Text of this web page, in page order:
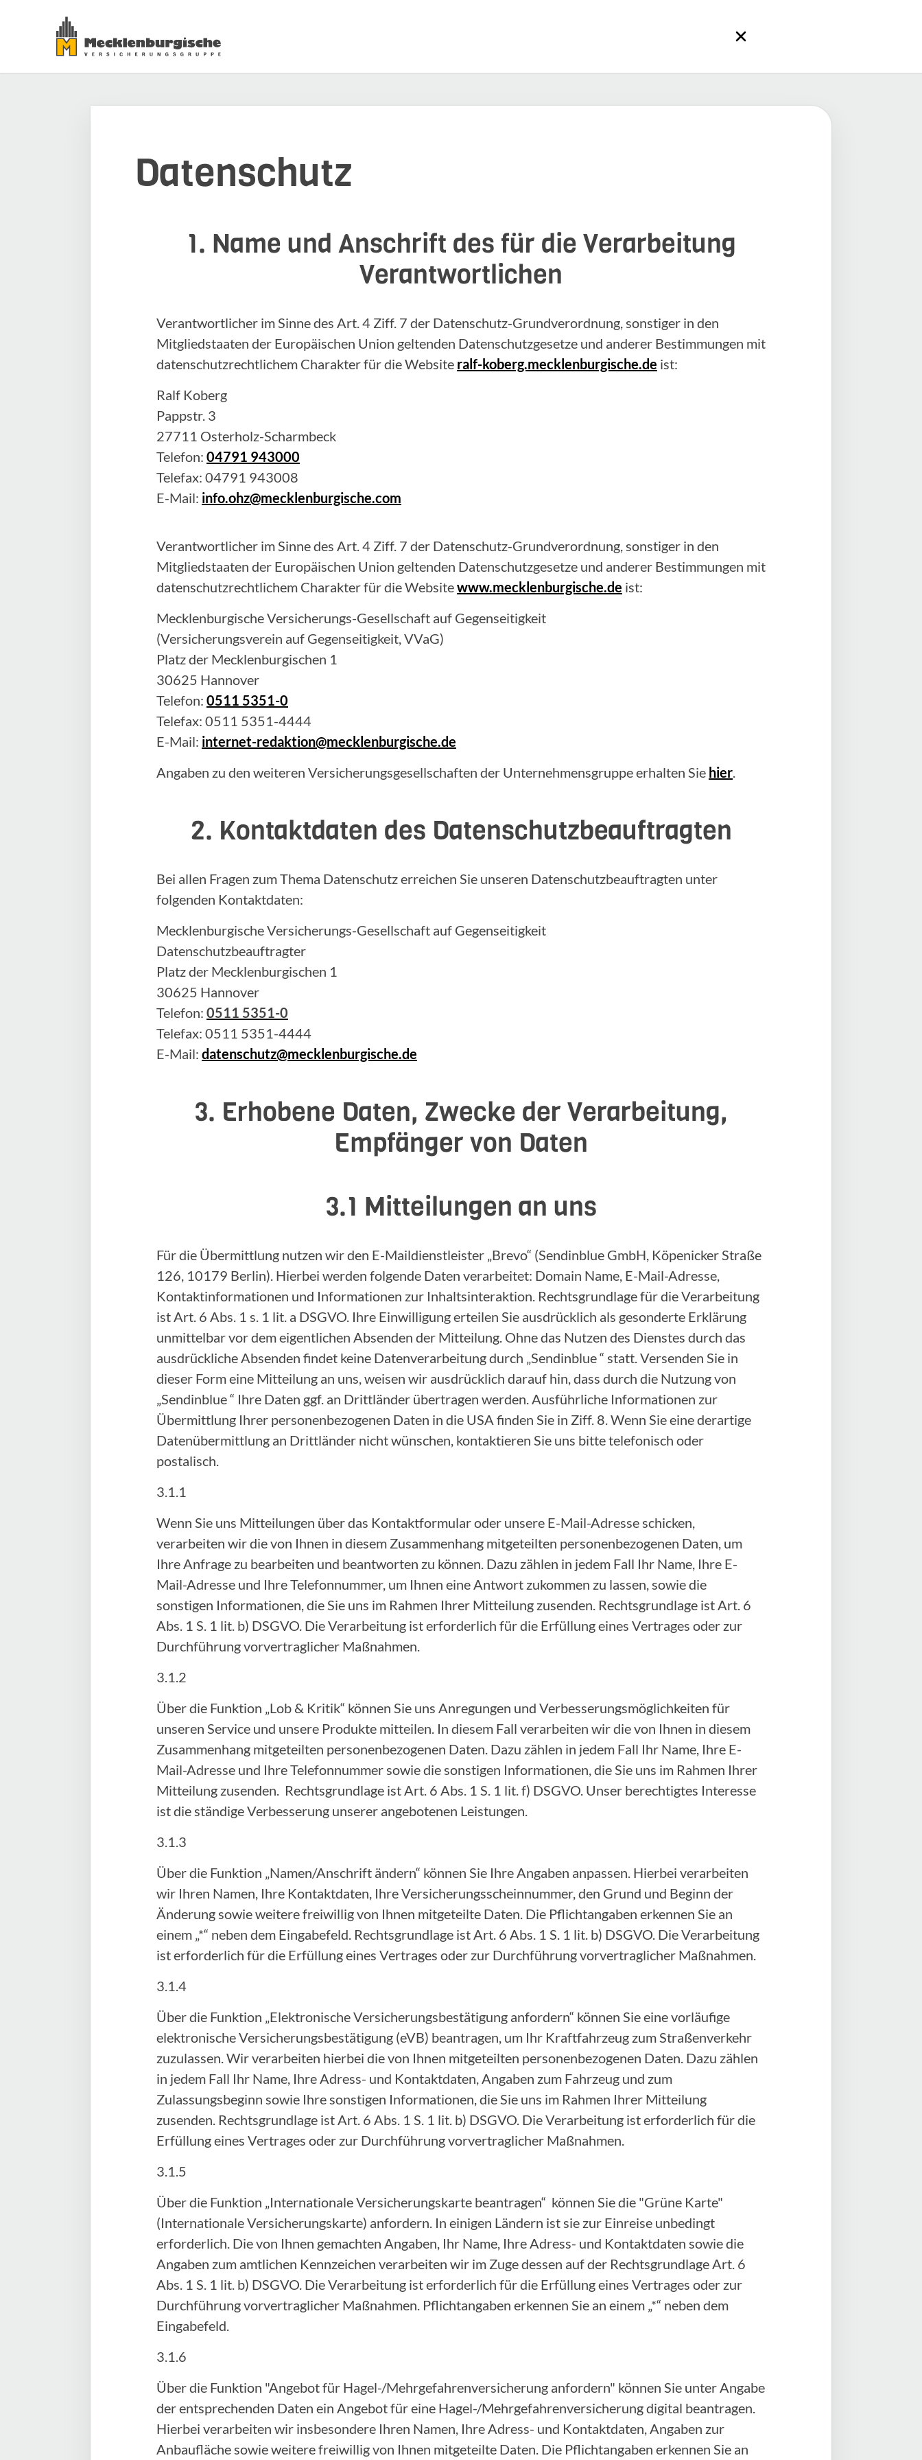
Datenschutz
1. Name und Anschrift des für die Verarbeitung
Verantwortlichen
Verantwortlicher im Sinne des Art. 4 Ziff. 7 der Datenschutz-Grundverordnung, sonstiger in den
Mitgliedstaaten der Europäischen Union geltenden Datenschutzgesetze und anderer Bestimmungen mit
datenschutzrechtlichem Charakter für die Website ralf-koberg.mecklenburgische.de ist:
Ralf Koberg
Pappstr. 3
27711 Osterholz-Scharmbeck
Telefon: 04791 943000
Telefax: 04791 943008
E-Mail: info.ohz@mecklenburgische.com
Verantwortlicher im Sinne des Art. 4 Ziff. 7 der Datenschutz-Grundverordnung, sonstiger in den
Mitgliedstaaten der Europäischen Union geltenden Datenschutzgesetze und anderer Bestimmungen mit
datenschutzrechtlichem Charakter für die Websitewww.mecklenburgische.de ist:
Mecklenburgische Versicherungs-Gesellschaft auf Gegenseitigkeit
(Versicherungsverein auf Gegenseitigkeit, VVaG)
Platz der Mecklenburgischen 1
30625 Hannover
Telefon: 0511 5351-0
Telefax: 0511 5351-4444
E-Mail: internet-redaktion@mecklenburgische.de
Angaben zu den weiteren Versicherungsgesellschaften der Unternehmensgruppe erhalten Sie hier.
2. Kontaktdaten des Datenschutzbeauftragten
Bei allen Fragen zum Thema Datenschutz erreichen Sie unseren Datenschutzbeauftragten unter
folgenden Kontaktdaten:
Mecklenburgische Versicherungs-Gesellschaft auf Gegenseitigkeit
Datenschutzbeauftragter
Platz der Mecklenburgischen 1
30625 Hannover
Telefon: 0511 5351-0
Telefax: 0511 5351-4444
E-Mail: datenschutz@mecklenburgische.de
3. Erhobene Daten, Zwecke der Verarbeitung,
Empfänger von Daten
3.1 Mitteilungen an uns
Für die Übermittlung nutzen wir den E-Maildienstleister „Brevo“ (Sendinblue GmbH, Köpenicker Straße
126, 10179 Berlin). Hierbei werden folgende Daten verarbeitet: Domain Name, E-Mail-Adresse,
Kontaktinformationen und Informationen zur Inhaltsinteraktion. Rechtsgrundlage für die Verarbeitung
ist Art. 6 Abs. 1 s. 1 lit. a DSGVO. Ihre Einwilligung erteilen Sie ausdrücklich als gesonderte Erklärung
unmittelbar vor dem eigentlichen Absenden der Mitteilung. Ohne das Nutzen des Dienstes durch das
ausdrückliche Absenden findet keine Datenverarbeitung durch „Sendinblue “ statt. Versenden Sie in
dieser Form eine Mitteilung an uns, weisen wir ausdrücklich darauf hin, dass durch die Nutzung von
„Sendinblue “ Ihre Daten ggf. an Drittländer übertragen werden. Ausführliche Informationen zur
Übermittlung Ihrer personenbezogenen Daten in die USA finden Sie in Ziff. 8. Wenn Sie eine derartige
Datenübermittlung an Drittländer nicht wünschen, kontaktieren Sie uns bitte telefonisch oder
postalisch.
3.1.1
Wenn Sie uns Mitteilungen über das Kontaktformular oder unsere E-Mail-Adresse schicken,
verarbeiten wir die von Ihnen in diesem Zusammenhang mitgeteilten personenbezogenen Daten, um
Ihre Anfrage zu bearbeiten und beantworten zu können. Dazu zählen in jedem Fall Ihr Name, Ihre E-
Mail-Adresse und Ihre Telefonnummer, um Ihnen eine Antwort zukommen zu lassen, sowie die
sonstigen Informationen, die Sie uns im Rahmen Ihrer Mitteilung zusenden. Rechtsgrundlage ist Art. 6
Abs. 1 S. 1 lit. b) DSGVO. Die Verarbeitung ist erforderlich für die Erfüllung eines Vertrages oder zur
Durchführung vorvertraglicher Maßnahmen.
3.1.2
Über die Funktion „Lob & Kritik“ können Sie uns Anregungen und Verbesserungsmöglichkeiten für
unseren Service und unsere Produkte mitteilen. In diesem Fall verarbeiten wir die von Ihnen in diesem
Zusammenhang mitgeteilten personenbezogenen Daten. Dazu zählen in jedem Fall Ihr Name, Ihre E-
Mail-Adresse und Ihre Telefonnummer sowie die sonstigen Informationen, die Sie uns im Rahmen Ihrer
Mitteilung zusenden. Rechtsgrundlage ist Art. 6 Abs. 1 S. 1 lit. f) DSGVO. Unser berechtigtes Interesse
ist die ständige Verbesserung unserer angebotenen Leistungen.
3.1.3
Über die Funktion „Namen/Anschrift ändern“ können Sie Ihre Angaben anpassen. Hierbei verarbeiten
wir Ihren Namen, Ihre Kontaktdaten, Ihre Versicherungsscheinnummer, den Grund und Beginn der
Änderung sowie weitere freiwillig von Ihnen mitgeteilte Daten. Die Pflichtangaben erkennen Sie an
einem „*“ neben dem Eingabefeld. Rechtsgrundlage ist Art. 6 Abs. 1 S. 1 lit. b) DSGVO. Die Verarbeitung
ist erforderlich für die Erfüllung eines Vertrages oder zur Durchführung vorvertraglicher Maßnahmen.
3.1.4
Über die Funktion „Elektronische Versicherungsbestätigung anfordern“ können Sie eine vorläufige
elektronische Versicherungsbestätigung (eVB) beantragen, um Ihr Kraftfahrzeug zum Straßenverkehr
zuzulassen. Wir verarbeiten hierbei die von Ihnen mitgeteilten personenbezogenen Daten. Dazu zählen
in jedem Fall Ihr Name, Ihre Adress- und Kontaktdaten, Angaben zum Fahrzeug und zum
Zulassungsbeginn sowie Ihre sonstigen Informationen, die Sie uns im Rahmen Ihrer Mitteilung
zusenden. Rechtsgrundlage ist Art. 6 Abs. 1 S. 1 lit. b) DSGVO. Die Verarbeitung ist erforderlich für die
Erfüllung eines Vertrages oder zur Durchführung vorvertraglicher Maßnahmen.
3.1.5
Über die Funktion „Internationale Versicherungskarte beantragen“ können Sie die "Grüne Karte"
(Internationale Versicherungskarte) anfordern. In einigen Ländern ist sie zur Einreise unbedingt
erforderlich. Die von Ihnen gemachten Angaben, Ihr Name, Ihre Adress- und Kontaktdaten sowie die
Angaben zum amtlichen Kennzeichen verarbeiten wir im Zuge dessen auf der Rechtsgrundlage Art. 6
Abs. 1 S. 1 lit. b) DSGVO. Die Verarbeitung ist erforderlich für die Erfüllung eines Vertrages oder zur
Durchführung vorvertraglicher Maßnahmen. Pflichtangaben erkennen Sie an einem „*“ neben dem
Eingabefeld.
3.1.6
Über die Funktion "Angebot für Hagel-/Mehrgefahrenversicherung anfordern" können Sie unter Angabe
der entsprechenden Daten ein Angebot für eine Hagel-/Mehrgefahrenversicherung digital beantragen.
Hierbei verarbeiten wir insbesondere Ihren Namen, Ihre Adress- und Kontaktdaten, Angaben zur
Anbaufläche sowie weitere freiwillig von Ihnen mitgeteilte Daten. Die Pflichtangaben erkennen Sie an